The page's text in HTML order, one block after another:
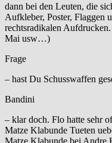
dann bei den Leuten, die
Aufkleber, Poster, Flaggen
rechtsradikalen
Mai usw…)
Frage
– hast Du Schusswaffen
Bandini
– klar doch. Flo hatte sehr
Matze Klabunde Tueten
Matze Klabunde bei Andre